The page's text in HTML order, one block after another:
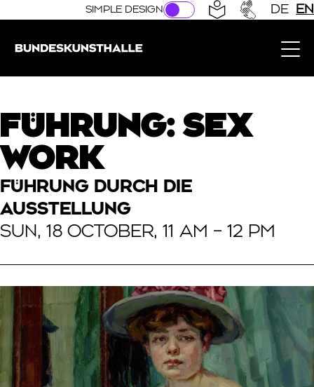
Direkt zur Hauptnavigation springen
Direkt zum Hauptinhalt springen
SIMPLE DESIGN DE EN
FÜHRUNG: SEX
WORK
FÜHRUNG DURCH DIE
AUSSTELLUNG
SUN, 18 OCTOBER, 11 AM – 12 PM